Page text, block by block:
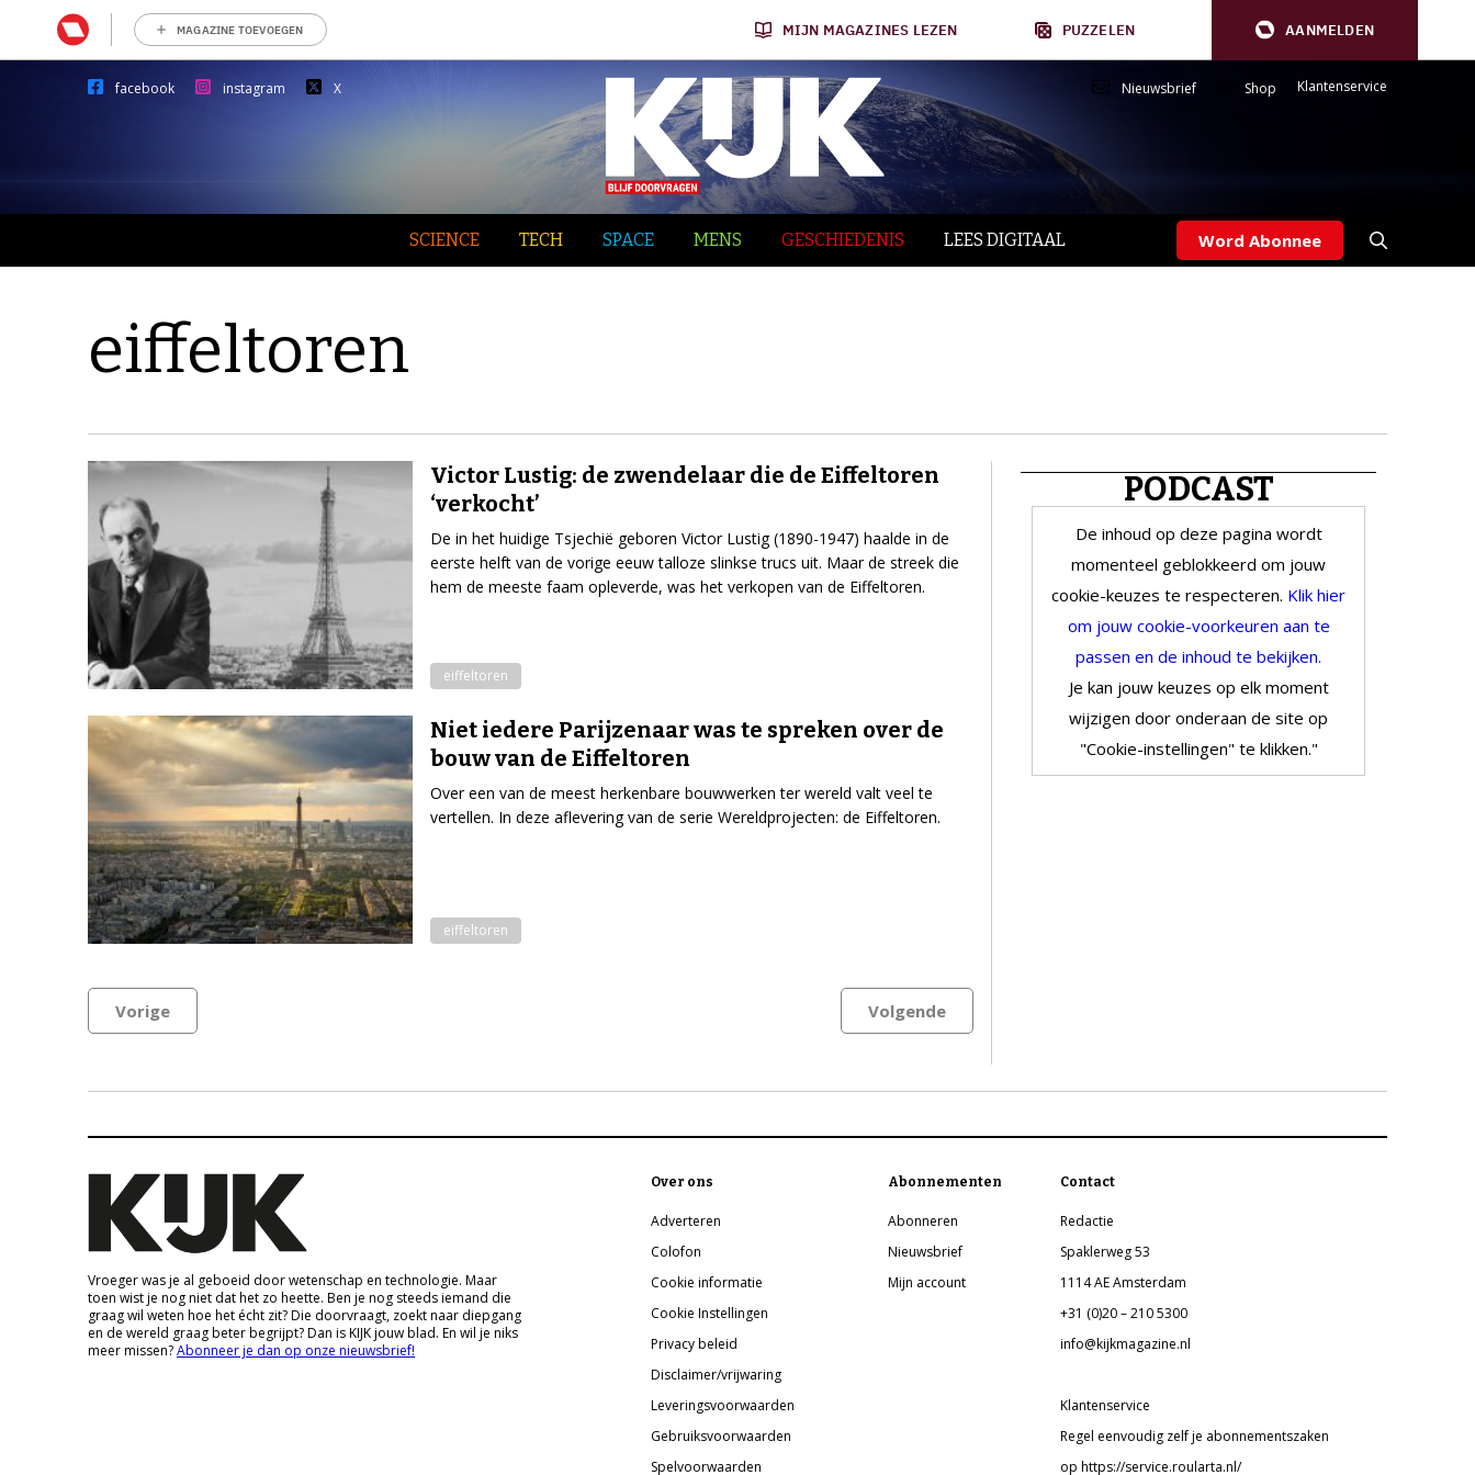
MAGAZINE TOEVOEGEN MIJN MAGAZINES LEZEN PUZZELEN AANMELDEN
facebook instagram X Nieuwsbrief Shop Klantenservice
SCIENCE TECH SPACE MENS GESCHIEDENIS LEES DIGITAAL Word Abonnee
eiffeltoren
Victor Lustig: de zwendelaar die de Eiffeltoren
‘verkocht’
De in het huidige Tsjechië geboren Victor Lustig (1890-1947) haalde in de
eerste helft van de vorige eeuw talloze slinkse trucs uit. Maar de streek die
hem de meeste faam opleverde, was het verkopen van de Eiffeltoren.
eiffeltoren
Niet iedere Parijzenaar was te spreken over de
bouw van de Eiffeltoren
Over een van de meest herkenbare bouwwerken ter wereld valt veel te
vertellen. In deze aflevering van de serie Wereldprojecten: de Eiffeltoren.
eiffeltoren
Vorige Volgende
PODCAST
De inhoud op deze pagina wordt
momenteel geblokkeerd om jouw
cookie-keuzes te respecteren. Klik hier
om jouw cookie-voorkeuren aan te
passen en de inhoud te bekijken.
Je kan jouw keuzes op elk moment
wijzigen door onderaan de site op
"Cookie-instellingen" te klikken."
Vroeger was je al geboeid door wetenschap en technologie. Maar
toen wist je nog niet dat het zo heette. Ben je nog steeds iemand die
graag wil weten hoe het écht zit? Die doorvraagt, zoekt naar diepgang
en de wereld graag beter begrijpt? Dan is KIJK jouw blad. En wil je niks
meer missen?Abonneer je dan op onze nieuwsbrief!
Over ons
Adverteren
Colofon
Cookie informatie
Cookie Instellingen
Privacy beleid
Disclaimer/vrijwaring
Leveringsvoorwaarden
Gebruiksvoorwaarden
Spelvoorwaarden
Abonnementen
Abonneren
Nieuwsbrief
Mijn account
Contact
Redactie
Spaklerweg 53
1114 AE Amsterdam
+31 (0)20 – 210 5300
info@kijkmagazine.nl
Klantenservice
Regel eenvoudig zelf je abonnementszaken
op https://service.roularta.nl/